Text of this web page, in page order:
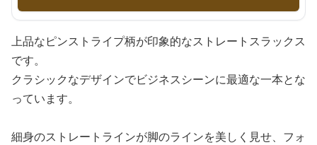
上品なピンストライプ柄が印象的なストレートスラックス
です。
クラシックなデザインでビジネスシーンに最適な一本とな
っています。
細身のストレートラインが脚のラインを美しく見せ、フォ